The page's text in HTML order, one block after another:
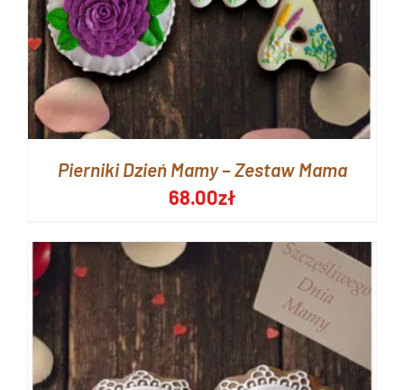
Pierniki Dzień Mamy – Zestaw Mama
68.00zł